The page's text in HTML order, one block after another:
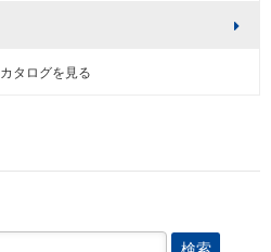
カタログを見る